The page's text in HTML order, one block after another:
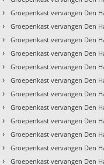
› Groepenkast vervangen Den
› Groepenkast vervangen Den
› Groepenkast vervangen Den
› Groepenkast vervangen Den
› Groepenkast vervangen Den
› Groepenkast vervangen Den
› Groepenkast vervangen Den
› Groepenkast vervangen Den
› Groepenkast vervangen Den
› Groepenkast vervangen Den
› Groepenkast vervangen Den
› Groepenkast vervangen Den